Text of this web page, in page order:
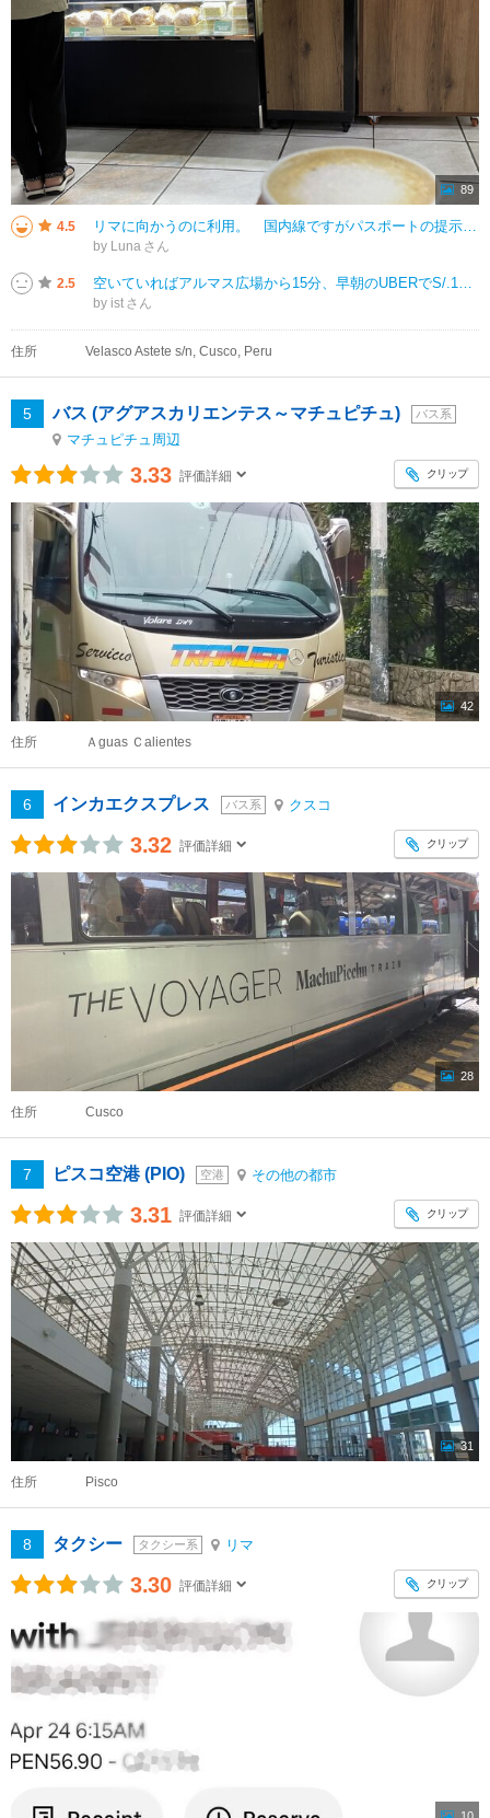
89
4.5 リマに向かうのに利用。 国内線ですがパスポートの提示にチケットでセキュリティーを通過。液体の制限はなく、水のボトルを持っていても何も問題なく通過。セキュリティー後にゲート１-4、階段を降りて1階にゲート５-10、ラウンジも
by Luna
2.5 空いていればアルマス広場から15分、早朝のUBERでS/.19(760円)。市内から近くて便利な空港。ゲートもたぶん10はなく、こじんまりしてます。電源コンセントがほぼ皆無で携帯を充電できないのところが改善点。
by ist
住所 Velasco Astete s/n, Cusco, Peru
5 バス (アグアスカリエンテス～マチュピチュ) バス系
マチュピチュ周辺
3.33 評価詳細 クリップ
42
住所 Ａguas Ｃalientes
6 インカエクスプレス バス系 クスコ
3.32 評価詳細 クリップ
28
住所 Cusco
7 ピスコ空港 (PIO) 空港 その他の都市
3.31 評価詳細 クリップ
31
住所 Pisco
8 タクシー タクシー系 リマ
3.30 評価詳細 クリップ